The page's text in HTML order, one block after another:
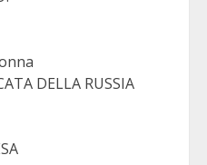
DELLA RUSSIA